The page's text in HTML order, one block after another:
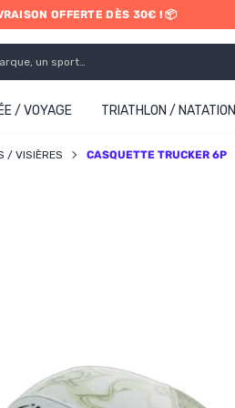
OFFERTE DÈS 30€ ! 📦
EN MAGASIN GRATUIT
/ VOYAGE TRIATHLON / NATATION
/ VISIÈRES CASQUETTE TRUCKER 6P